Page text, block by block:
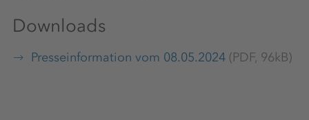
Downloads
Presseinformation vom 08.05.2024 (PDF, 96kB)